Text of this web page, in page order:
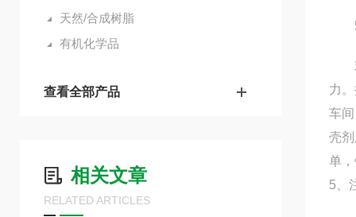
天然/合成树脂
有机化学品
查看全部产品
相关文章
RELATED ARTICLES
5.
欢
力
车
壳
单
5、